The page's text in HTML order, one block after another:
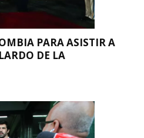
PARA ASISTIR A
DE LA